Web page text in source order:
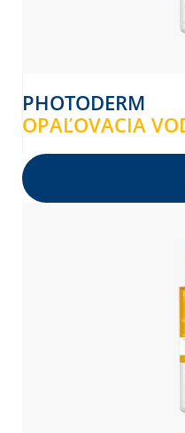
PHOTODERM
OPAĽOVACIA